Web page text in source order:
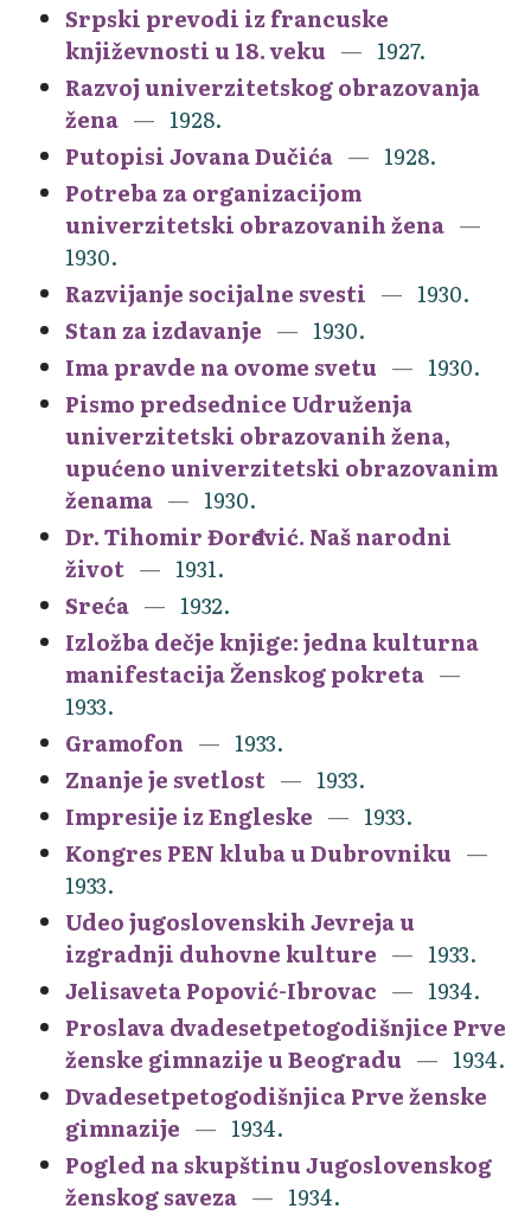
Srpski prevodi iz francuske
književnosti u 18. veku
1927.
Razvoj univerzitetskog obrazovanja
žena
1928.
Putopisi Jovana Dučića
1928.
Potreba za organizacijom
univerzitetski obrazovanih žena
1930.
Razvijanje socijalne svesti
1930.
Stan za izdavanje
1930.
Ima pravde na ovome svetu
1930.
Pismo predsednice Udruženja
univerzitetski obrazovanih žena,
upućeno univerzitetski obrazovanim
ženama
1930.
Dr. Tihomir Đorđević. Naš narodni
život
1931.
Sreća
1932.
Izložba dečje knjige: jedna kulturna
manifestacija Ženskog pokreta
1933.
Gramofon
1933.
Znanje je svetlost
1933.
Impresije iz Engleske
1933.
Kongres PEN kluba u Dubrovniku
1933.
Udeo jugoslovenskih Jevreja u
izgradnji duhovne kulture
1933.
Jelisaveta Popović-Ibrovac
1934.
Proslava dvadesetpetogodišnjice Prve
ženske gimnazije u Beogradu
1934.
Dvadesetpetogodišnjica Prve ženske
gimnazije
1934.
Pogled na skupštinu Jugoslovenskog
ženskog saveza
1934.